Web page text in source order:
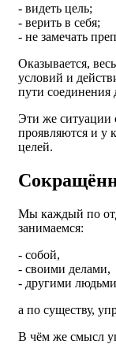
- видеть цель;
- верить в себя;
- не замечать
Оказывается,
условий и
пути
Эти же ситуации
проявляются и у
целей.
Мы каждый по
занимаемся:
- собой,
- своими делами,
- другими
а по существу,
В чём же смысл